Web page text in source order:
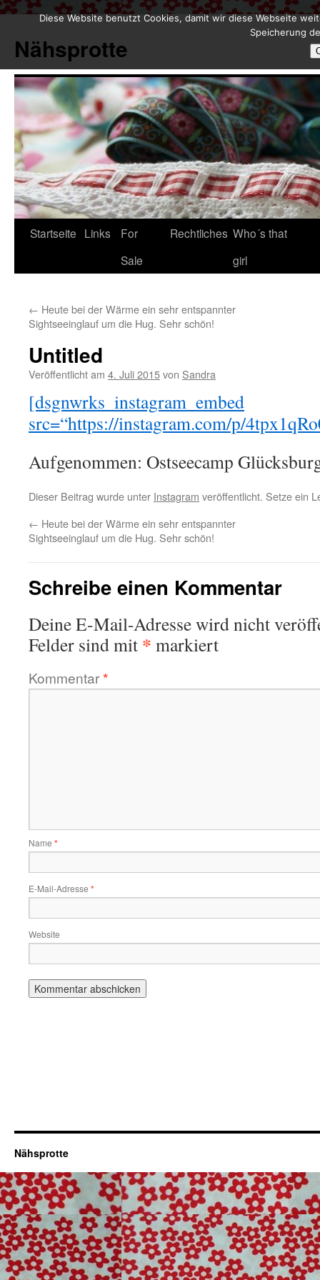
springen
Nähsprotte
Startseite Links
For
Sale
Rechtliches Who´s that
girl
← Heute bei der Wärme ein sehr entspannter
Sightseeinglauf um die Hug. Sehr schön!
Untitled
Veröffentlicht am 4. Juli 2015von Sandra
[dsgnwrks_instagram_embed
src=“https://instagram.com/p/
Aufgenommen: Ostseecamp
Dieser Beitrag wurde unter Instagram veröffentlicht. Setze ein
← Heute bei der Wärme ein sehr entspannter
Sightseeinglauf um die Hug. Sehr schön!
Schreibe einen Kommentar
Deine E-Mail-Adresse wird nicht
Felder sind mit * markiert
Kommentar*
Name *
E-Mail-Adresse *
Website
Nähsprotte
Diese Website benutzt Cookies, damit wir diese Webseite
Speicherung